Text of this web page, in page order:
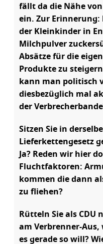
fällt da die Nähe
ein. Zur Erinnerung:
der Kleinkinder in
Milchpulver
Absätze für die
Produkte zu
kann man politisch
diesbezüglich mal
der
Sitzen Sie in
Lieferkettengesetz
Ja? Reden wir hier
Fluchtfaktoren:
kommen die dann
zu fliehen?
Rütteln Sie als CDU
am Verbrenner-
es gerade so will?